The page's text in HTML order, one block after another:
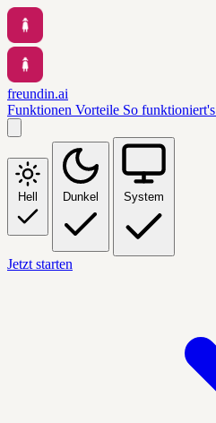
freundin.ai
Funktionen Vorteile So funktioniert's
Hell Dunkel System
Jetzt starten